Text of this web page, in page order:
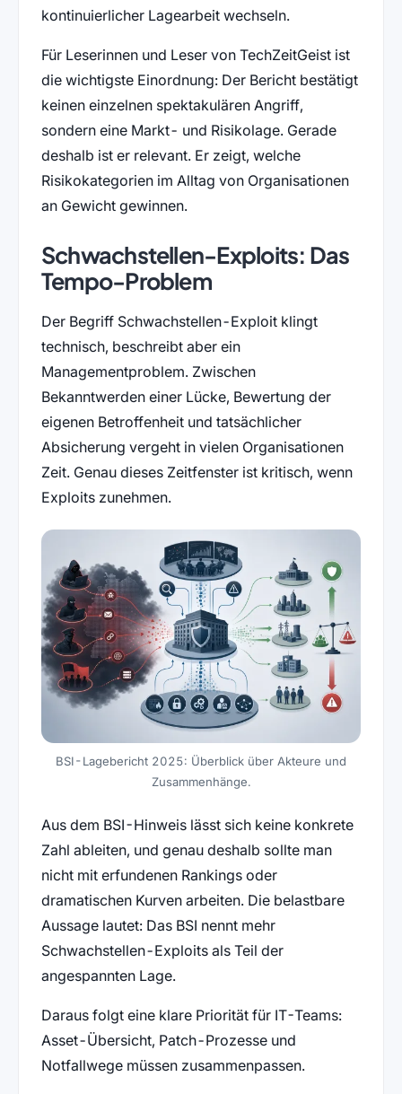
kontinuierlicher Lagearbeit wechseln.
Für Leserinnen und Leser von TechZeitGeist ist
die wichtigste Einordnung: Der Bericht bestätigt
keinen einzelnen spektakulären Angriff,
sondern eine Markt- und Risikolage. Gerade
deshalb ist er relevant. Er zeigt, welche
Risikokategorien im Alltag von Organisationen
an Gewicht gewinnen.
Schwachstellen-Exploits: Das
Tempo-Problem
Der Begriff Schwachstellen-Exploit klingt
technisch, beschreibt aber ein
Managementproblem. Zwischen
Bekanntwerden einer Lücke, Bewertung der
eigenen Betroffenheit und tatsächlicher
Absicherung vergeht in vielen Organisationen
Zeit. Genau dieses Zeitfenster ist kritisch, wenn
Exploits zunehmen.
BSI-Lagebericht 2025: Überblick über Akteure und
Zusammenhänge.
Aus dem BSI-Hinweis lässt sich keine konkrete
Zahl ableiten, und genau deshalb sollte man
nicht mit erfundenen Rankings oder
dramatischen Kurven arbeiten. Die belastbare
Aussage lautet: Das BSI nennt mehr
Schwachstellen-Exploits als Teil der
angespannten Lage.
Daraus folgt eine klare Priorität für IT-Teams:
Asset-Übersicht, Patch-Prozesse und
Notfallwege müssen zusammenpassen.